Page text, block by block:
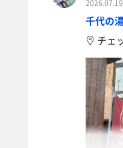
2026.07.19
千代の
チェ